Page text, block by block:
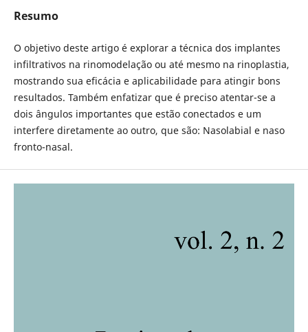
Resumo
O objetivo deste artigo é explorar a técnica dos implantes
infiltrativos na rinomodelação ou até mesmo na rinoplastia,
mostrando sua eficácia e aplicabilidade para atingir bons
resultados. Também enfatizar que é preciso atentar-se a
dois ângulos importantes que estão conectados e um
interfere diretamente ao outro, que são: Nasolabial e naso
fronto-nasal.